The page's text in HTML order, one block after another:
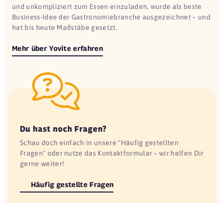
und unkompliziert zum Essen einzuladen, wurde als beste
Business-Idee der Gastronomiebranche ausgezeichnet – und
hat bis heute Maßstäbe gesetzt.
Mehr über Yovite erfahren
Du hast noch Fragen?
Schau doch einfach in unsere "Häufig gestellten
Fragen" oder nutze das Kontaktformular – wir helfen Dir
gerne weiter!
Häufig gestellte Fragen